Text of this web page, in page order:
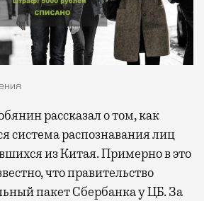
система распознавания лиц
из Китая. Примерно в это
что правительство
пакет Сбербанка у ЦБ. За